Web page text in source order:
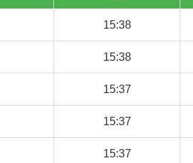
15:38
15:38
15:37
15:37
15:37